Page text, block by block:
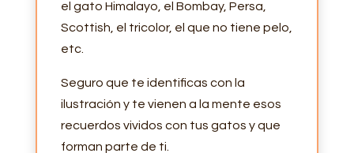
el gato Himalayo, el Bombay, Persa,
Scottish, el tricolor, el que no tiene pelo,
etc.
Seguro que te identificas con la
ilustración y te vienen a la mente esos
recuerdos vividos con tus gatos y que
forman parte de ti.